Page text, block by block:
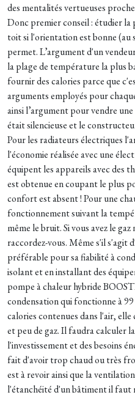
des mentalités vertueuses
Donc premier conseil : étudier la
toit si l'orientation est bonne (au
permet. L’argument d'un
la plage de température la plus
fournir des calories parce que
arguments employés pour
ainsi l’argument pour vendre
était silencieuse et le
Pour les radiateurs électriques
l'économie réalisée avec une
équipent les appareils avec des
est obtenue en coupant le plus
confort est absent ! Pour une
fonctionnement suivant la
même le bruit. Si vous avez le
raccordez-vous. Même s'il s'agit
préférable pour sa fiabilité à
isolant et en installant des
pompe à chaleur hybride
condensation qui fonctionne à
calories contenues dans l'air,
et peu de gaz. Il faudra calculer
l'investissement et des besoins
fait d'avoir trop chaud ou très
est à revoir ainsi que la
l'étanchéité d'un bâtiment il faut